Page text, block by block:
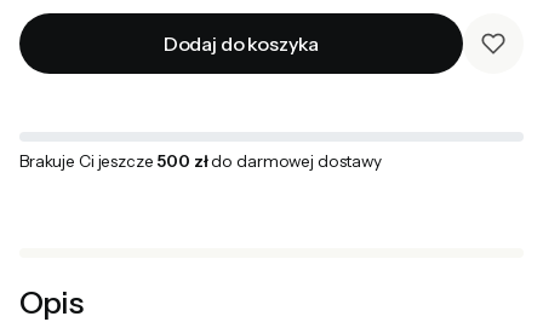
Dodaj do koszyka
Brakuje Ci jeszcze 500 złdo darmowej dostawy
Opis